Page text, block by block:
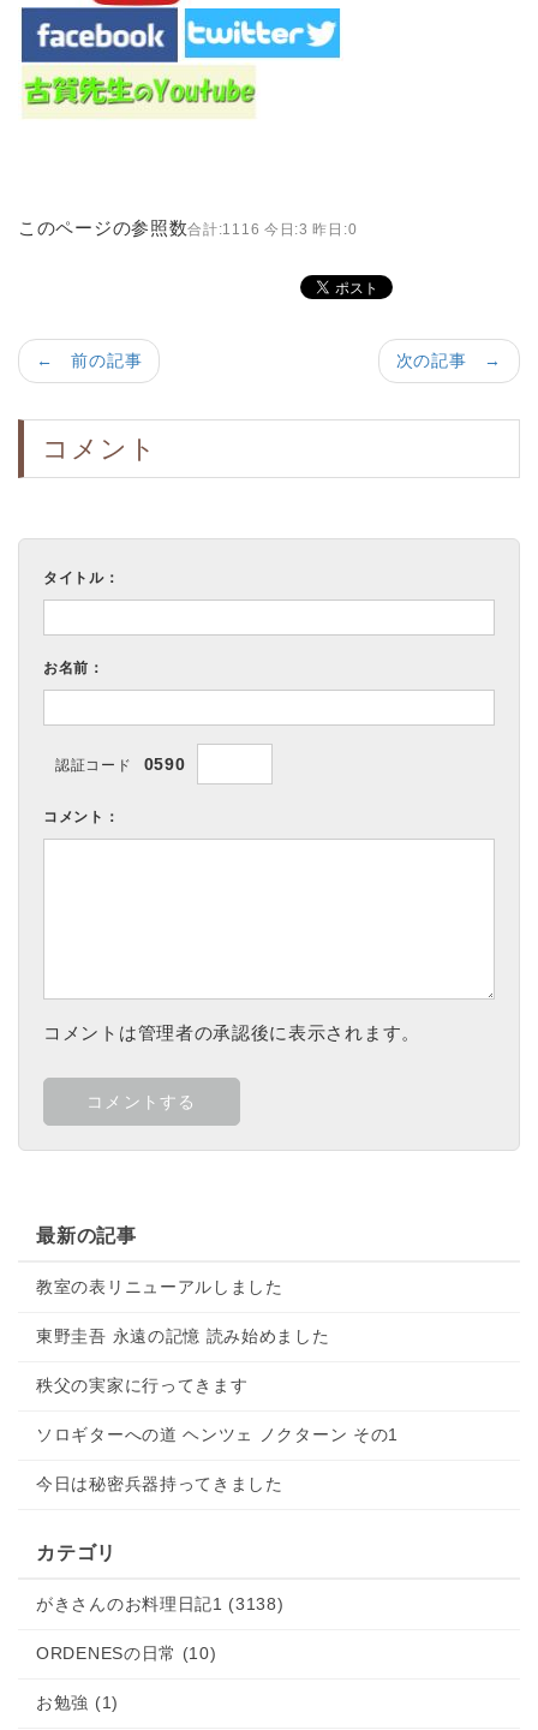
このページの参照数合計:1116 今日:3 昨日:0
次の記事 →
← 前の記事
コメント
タイトル：
お名前：
認証コード 0590
コメント：
コメントは管理者の承認後に表示されます。
最新の記事
教室の表リニューアルしました
東野圭吾 永遠の記憶 読み始めました
秩父の実家に行ってきます
ソロギターへの道 ヘンツェ ノクターン その1
今日は秘密兵器持ってきました
カテゴリ
がきさんのお料理日記1 (3138)
ORDENESの日常 (10)
お勉強 (1)